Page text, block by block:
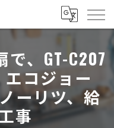
、GT-C207
エコジョー
ーリツ、給
事